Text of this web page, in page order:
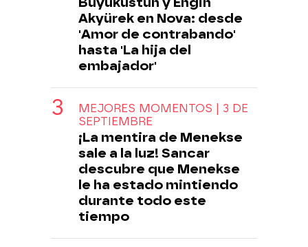
Akyürek en Nova: desde
'Amor de contrabando'
hasta 'La hija del
embajador'
MEJORES MOMENTOS | 3 DE
SEPTIEMBRE
¡La mentira de Menekse
sale a la luz! Sancar
descubre que Menekse
le ha estado mintiendo
durante todo este
tiempo